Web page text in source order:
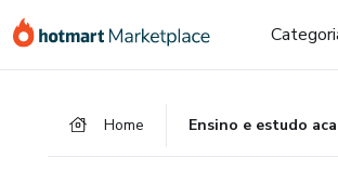
para
para
para
Home Ensino e estudo